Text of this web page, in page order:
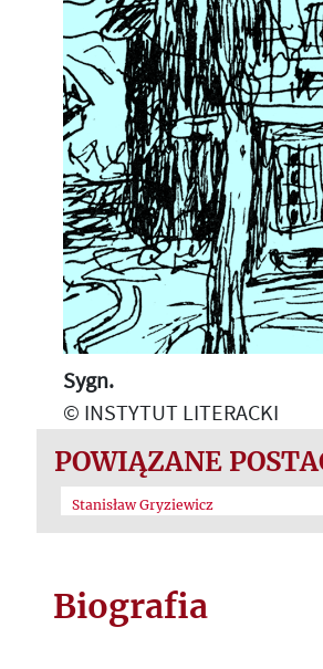
Sygn.
© INSTYTUT LITERACKI
POWIĄZANE
Stanisław Gryziewicz
Biografia